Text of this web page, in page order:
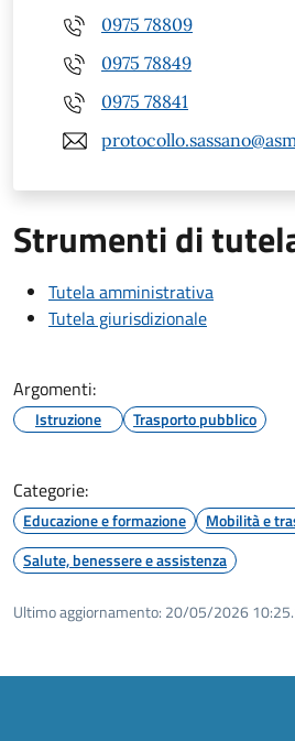
0975 78809
0975 78849
0975 78841
Strumenti di
Tutela amministrativa
Tutela giurisdizionale
Argomenti:
Istruzione Trasporto pubblico
Categorie:
Educazione e formazione
Mobilità e
Salute, benessere e assistenza
Ultimo aggiornamento: 20/05/2026